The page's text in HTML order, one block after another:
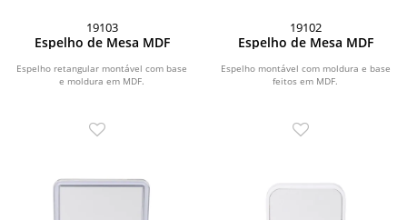
19103
Espelho de Mesa MDF
Espelho retangular montável com base
e moldura em MDF.
19102
Espelho de Mesa MDF
Espelho montável com moldura e base
feitos em MDF.